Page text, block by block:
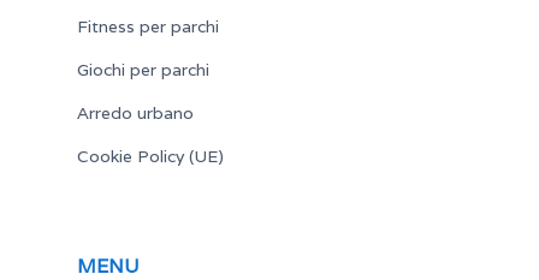
Fitness per parchi
Giochi per parchi
Arredo urbano
Cookie Policy (UE)
MENU